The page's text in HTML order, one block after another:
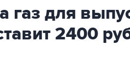
газ для
2400